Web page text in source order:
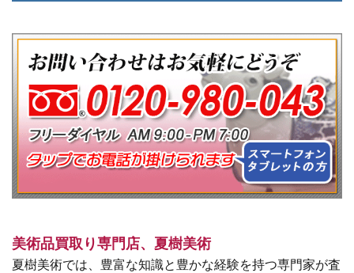
美術品買取り専門店、夏樹美術
夏樹美術では、豊富な知識と豊かな経験を持つ専門家が査